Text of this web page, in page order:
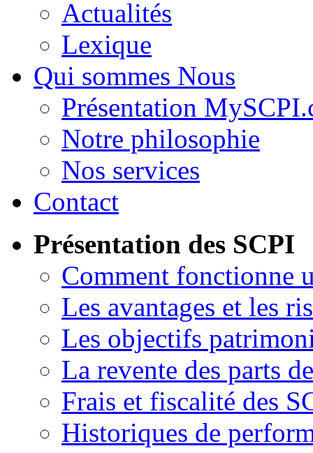
Actualités
Lexique
Qui sommes Nous
Présentation
Notre philosophie
Nos services
Contact
Présentation des SCPI
Comment fonctionne
Les avantages et les
Les objectifs
La revente des parts
Frais et fiscalité des
Historiques de